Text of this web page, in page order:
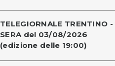
TELEGIORNALE TRENTINO -
SERA del 03/08/2026
(edizione delle 19:00)